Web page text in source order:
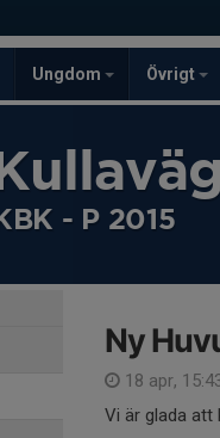
Ungdom Övrigt
- P 2015
Ny
18 apr,
Vi är glada att